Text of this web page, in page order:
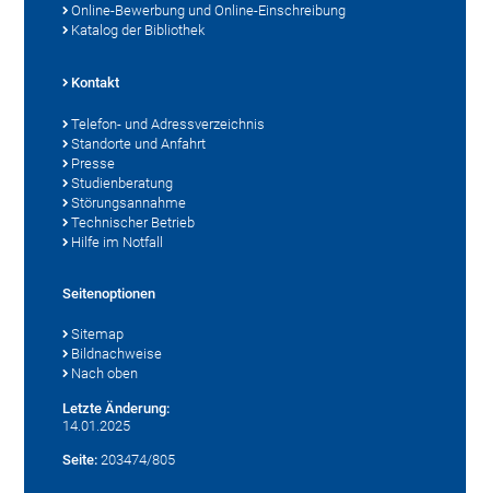
Online-Bewerbung und Online-Einschreibung
Katalog der Bibliothek
Kontakt
Telefon- und Adressverzeichnis
Standorte und Anfahrt
Presse
Studienberatung
Störungsannahme
Technischer Betrieb
Hilfe im Notfall
Seitenoptionen
Sitemap
Bildnachweise
Nach oben
Letzte Änderung:
14.01.2025
Seite: 203474/805